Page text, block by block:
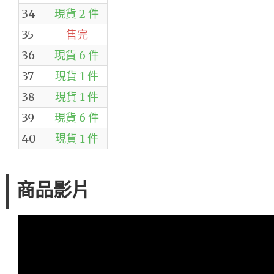
34
現貨 2 件
35
售完
36
現貨 6 件
37
現貨 1 件
38
現貨 1 件
39
現貨 6 件
40
現貨 1 件
商品影片